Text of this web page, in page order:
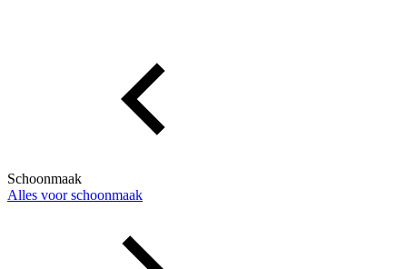
Schoonmaak
Alles voor schoonmaak